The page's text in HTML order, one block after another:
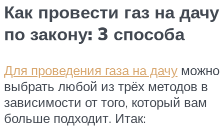
Как провести газ на дачу
по закону: 3 способа
Для проведения газа на дачу можно
выбрать любой из трёх методов в
зависимости от того, который вам
больше подходит. Итак: